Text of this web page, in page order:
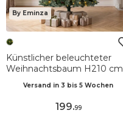
By Eminza
Künstlicher beleuchteter
Weihnachtsbaum H210 cm
Tannengrün
Versand in 3 bis 5 Wochen
199.99